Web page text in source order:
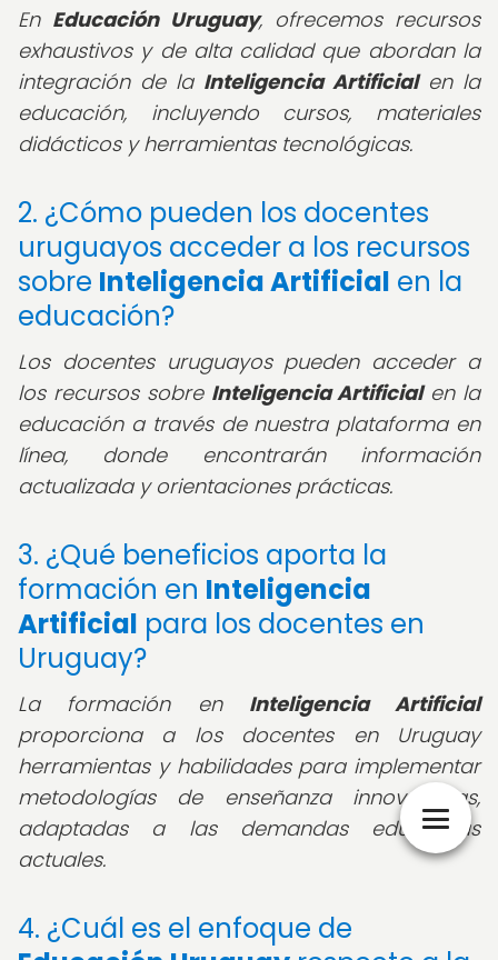
En Educación Uruguay, ofrecemos recursos
exhaustivos y de alta calidad que abordan la
integración de la Inteligencia Artificialen la
educación, incluyendo cursos, materiales
didácticos y herramientas tecnológicas.
2. ¿Cómo pueden los docentes
uruguayos acceder a los recursos
sobre Inteligencia Artificial en la
educación?
Los docentes uruguayos pueden acceder a
los recursos sobre Inteligencia Artificialen la
educación a través de nuestra plataforma en
línea, donde encontrarán información
actualizada y orientaciones prácticas.
3. ¿Qué beneficios aporta la
formación en Inteligencia
Artificial para los docentes en
Uruguay?
La formación en Inteligencia Artificial
proporciona a los docentes en Uruguay
herramientas y habilidades para implementar
metodologías de enseñanza innovadoras,
adaptadas a las demandas educativas
actuales.
4. ¿Cuál es el enfoque de